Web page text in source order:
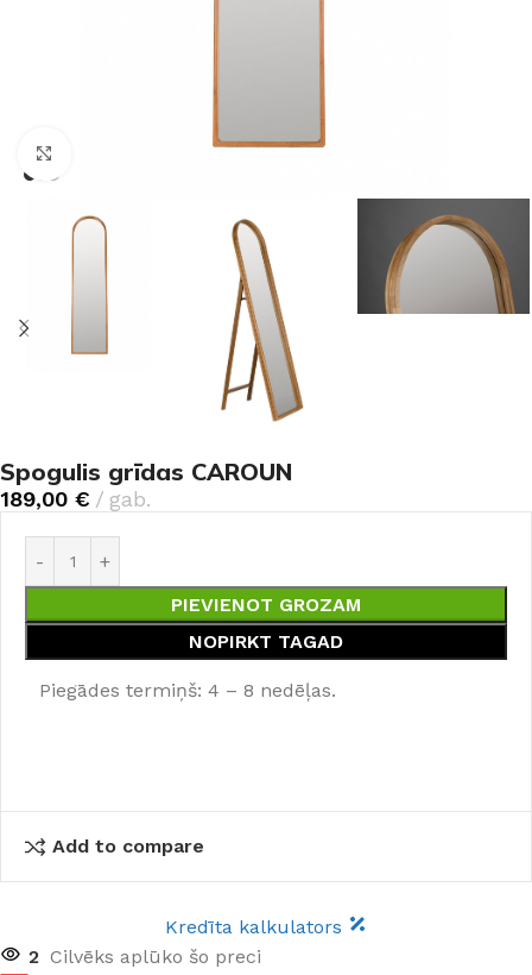
Noklikšķiniet, lai palielinātu
Spogulis grīdas CAROUN
189,00 € gab.
PIEVIENOT GROZAM
NOPIRKT TAGAD
Piegādes termiņš: 4 – 8 nedēļas.
Add to compare
Kredīta kalkulators
2 Cilvēks aplūko šo preci